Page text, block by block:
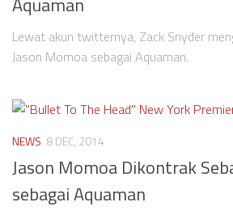
Television
Games
Lewat akun twitternya, Zack Snyder
Jason Momoa sebagai Aquaman.
NEWS 8 DEC, 2014
Jason Momoa Dikontrak
sebagai Aquaman